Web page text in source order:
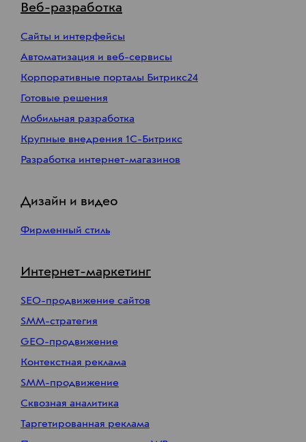
Веб-разработка
Сайты и интерфейсы
Автоматизация и веб-сервисы
Корпоративные порталы Битрикс24
Готовые решения
Мобильная разработка
Крупные внедрения 1С-Битрикс
Разработка интернет-магазинов
Дизайн и видео
Фирменный стиль
Интернет-маркетинг
SEO-продвижение сайтов
SMM-стратегия
GEO-продвижение
Контекстная реклама
SMM-продвижение
Сквозная аналитика
Таргетированная реклама